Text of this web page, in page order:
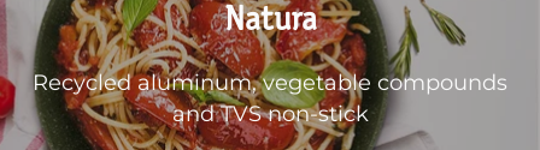
Natura
Recycled aluminum, vegetable compounds
and TVS non-stick